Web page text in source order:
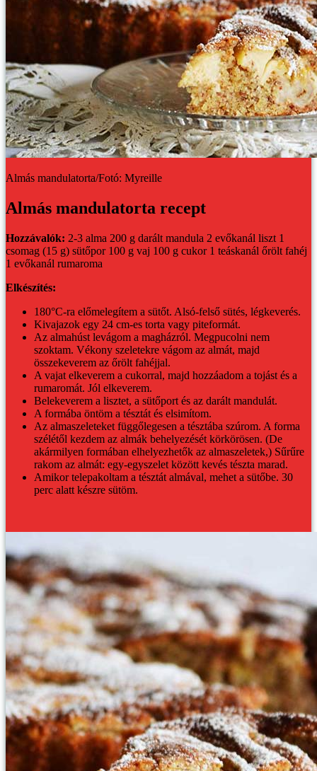
Almás mandulatorta/Fotó: Myreille
Almás mandulatorta recept
Hozzávalók: 2-3 alma 200 g darált mandula 2 evőkanál liszt 1
csomag (15 g) sütőpor100 g vaj 100 g cukor1 teáskanál őrölt fahéj
1 evőkanál rumaroma
Elkészítés:
180°C-ra előmelegítem a sütőt. Alsó-felső sütés, légkeverés.
Kivajazok egy 24 cm-es torta vagy piteformát.
Az almahúst levágom a magházról. Megpucolni nem
szoktam. Vékony szeletekre vágom az almát, majd
összekeverem az őrölt fahéjjal.
A vajat elkeverem a cukorral, majd hozzáadom a tojást és a
rumaromát. Jól elkeverem.
Belekeverem a lisztet, a sütőport és az darált mandulát.
A formába öntöm a tésztát és elsimítom.
Az almaszeleteket függőlegesen a tésztába szúrom. A forma
szélétől kezdem az almák behelyezését körkörösen. (De
akármilyen formában elhelyezhetők az almaszeletek,) Sűrűre
rakom az almát: egy-egyszelet között kevés tészta marad.
Amikor telepakoltam a tésztát almával, mehet a sütőbe. 30
perc alatt készre sütöm.